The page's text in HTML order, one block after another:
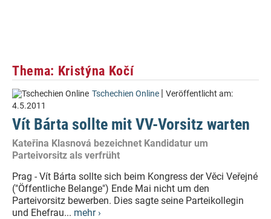
Thema: Kristýna Kočí
Tschechien Online | Veröffentlicht am:
4.5.2011
Vít Bárta sollte mit VV-Vorsitz warten
Kateřina Klasnová bezeichnet Kandidatur um
Parteivorsitz als verfrüht
Prag - Vít Bárta sollte sich beim Kongress der Věci Veřejné
("Öffentliche Belange") Ende Mai nicht um den
Parteivorsitz bewerben. Dies sagte seine Parteikollegin
und Ehefrau... mehr ›